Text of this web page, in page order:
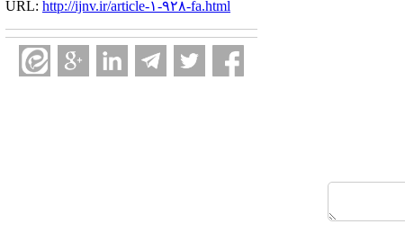
URL: http://ijnv.ir/article-۱-۹۲۸-fa.html